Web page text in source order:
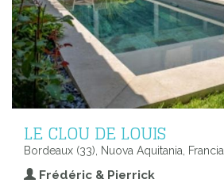
LE CLOU DE LOUIS
Bordeaux (33), Nuova Aquitania, Francia
Frédéric & Pierrick